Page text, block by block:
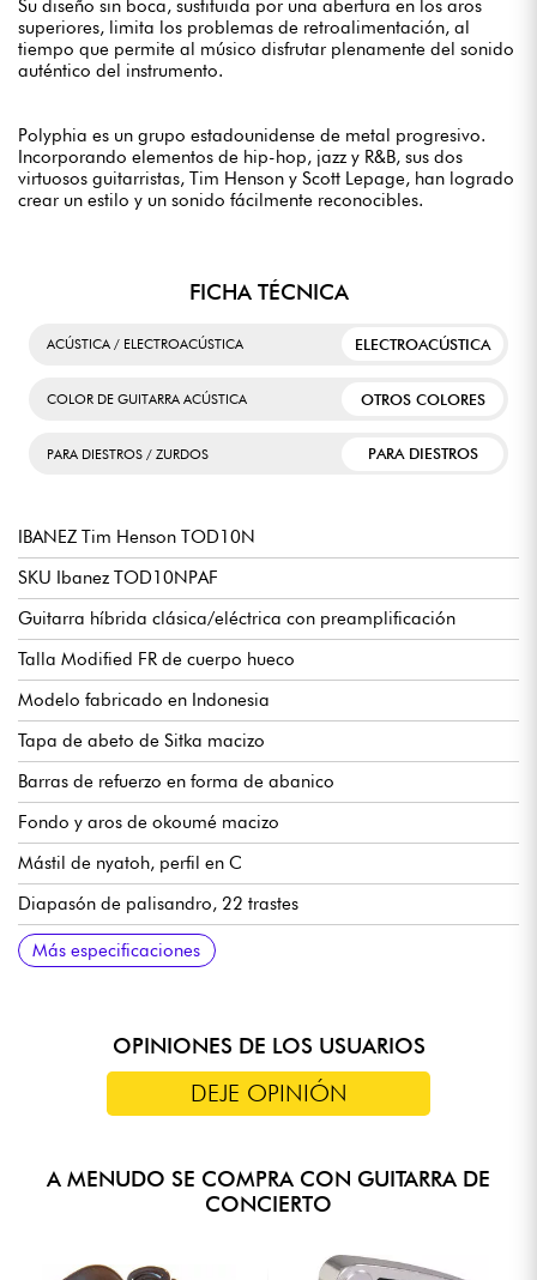
Su diseño sin boca, sustituida por una abertura en los aros
superiores, limita los problemas de retroalimentación, al
tiempo que permite al músico disfrutar plenamente del sonido
auténtico del instrumento.
Polyphia es un grupo estadounidense de metal progresivo.
Incorporando elementos de hip-hop, jazz y R&B, sus dos
virtuosos guitarristas, Tim Henson y Scott Lepage, han logrado
crear un estilo y un sonido fácilmente reconocibles.
FICHA TÉCNICA
ACÚSTICA / ELECTROACÚSTICA ELECTROACÚSTICA
COLOR DE GUITARRA ACÚSTICA OTROS COLORES
PARA DIESTROS / ZURDOS PARA DIESTROS
IBANEZ Tim Henson TOD10N
SKU Ibanez TOD10NPAF
Guitarra híbrida clásica/eléctrica con preamplificación
Talla Modified FR de cuerpo hueco
Modelo fabricado en Indonesia
Tapa de abeto de Sitka macizo
Barras de refuerzo en forma de abanico
Fondo y aros de okoumé macizo
Mástil de nyatoh, perfil en C
Diapasón de palisandro, 22 trastes
Longitud de la escala: 648 mm/25,5"
Radio: 15,75" - 400 mm
Ancho del mástil en la cejuela: 46 mm
Ancho del mástil en el traste 14: 58 mm
Grosor del mástil en el primer traste: 21 mm
Grosor del mástil en el séptimo traste: 22 mm
Puente de palisandro
Pastilla Fishman® S-Core
Preamplificador Ibanez AEQ210TF con afinador integrado
Clavijas de afinación Ibanez Gold Classical
Longitud del cuerpo: 17,1/2"
Anchura del cuerpo: 13,15/16"
Grosor del cuerpo: 1,15/16" - 4,83 cm
Más especificaciones
OPINIONES DE LOS USUARIOS
DEJE OPINIÓN
A MENUDO SE COMPRA CON GUITARRA DE
CONCIERTO